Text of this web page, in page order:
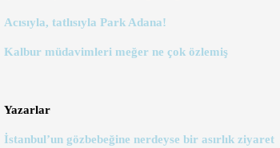
Acısıyla, tatlısıyla Park Adana!
Kalbur müdavimleri meğer ne çok özlemiş
Yazarlar
İstanbul’un gözbebeğine nerdeyse bir asırlık ziyaret